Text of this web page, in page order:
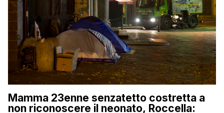
Mamma 23enne senzatetto costretta a
non riconoscere il neonato, Roccella: